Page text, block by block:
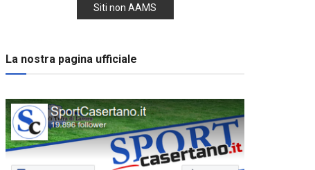
Siti non AAMS
La nostra pagina ufficiale